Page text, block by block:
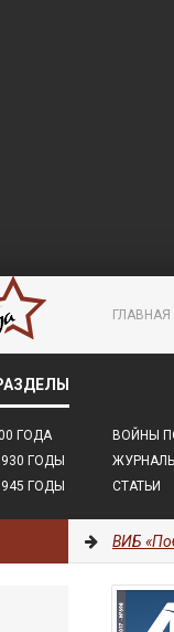
ГЛАВНАЯ
ГОДА
ГОДЫ
ГОДЫ
ВОЙНЫ
ЖУРНАЛЫ
СТАТЬИ
ВИБ